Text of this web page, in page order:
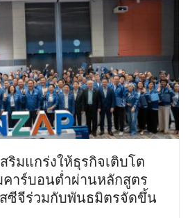
ริมแกร่งให้ธุรกิจเติบโต
าร์บอนต่ำผ่านหลักสูตร
สซีจีร่วมกับพันธมิตรจัดขึ้น